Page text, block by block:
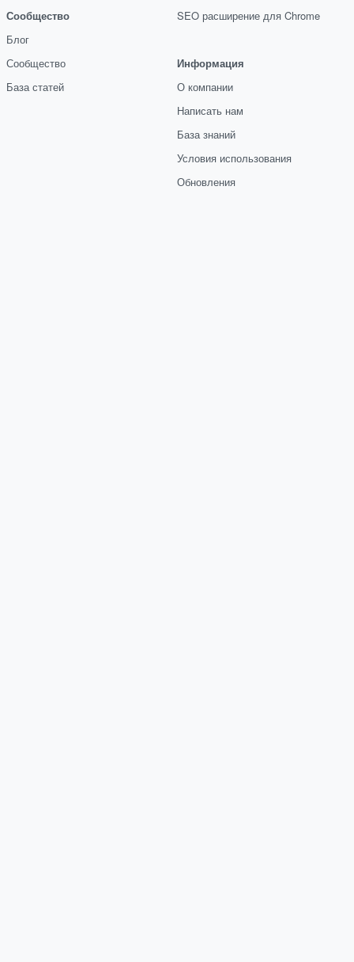
Сообщество
Блог
Сообщество
База статей
SEO расширение для Chrome
Информация
О компании
Написать нам
База знаний
Условия использования
Обновления